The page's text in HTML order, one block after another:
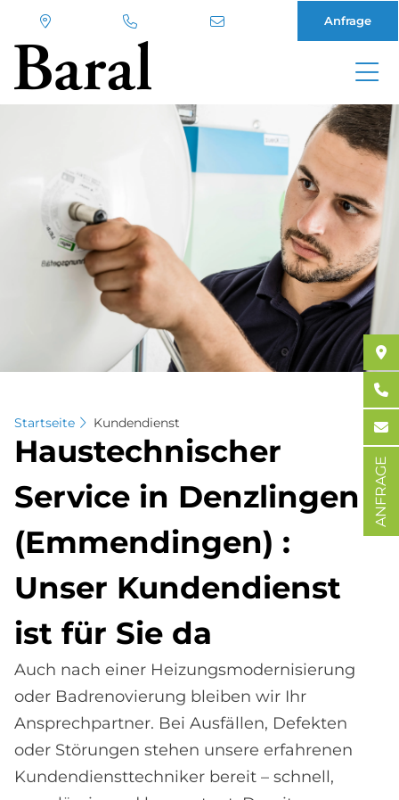
Anfrage
Startseite Kundendienst
Haus­tech­ni­scher
Ser­vice in Denz­lin­gen
(Em­men­din­gen) :
Un­ser Kun­den­dienst
ist für Sie da
Auch nach einer Heizungsmodernisierung
oder Badrenovierung bleiben wir Ihr
Ansprechpartner. Bei Ausfällen, Defekten
oder Störungen stehen unsere erfahrenen
Kundendiensttechniker bereit – schnell,
ANFRAGE